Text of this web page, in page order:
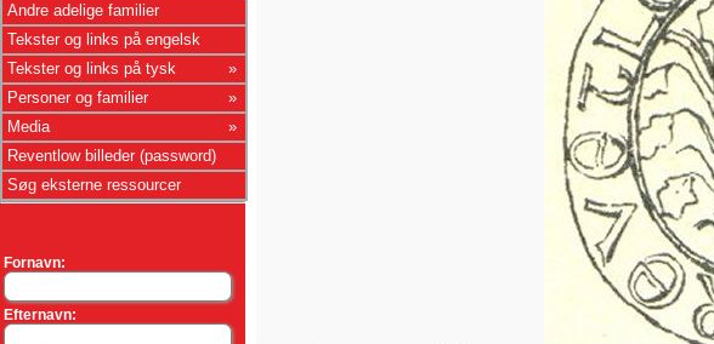
Andre adelige familier
Tekster og links på engelsk
Tekster og links på tysk
Personer og familier
Media
Reventlow billeder (password)
Søg eksterne ressourcer
Fornavn:
Efternavn: